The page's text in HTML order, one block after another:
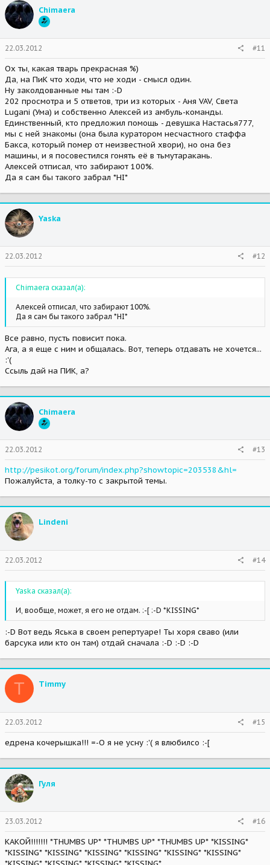
Chimaera
22.03.2012 #11
Ох ты, какая тварь прекрасная %)
Да, на ПиК что ходи, что не ходи - смысл один.
Ну заколдованные мы там :-D
202 просмотра и 5 ответов, три из которых - Аня VAV, Света
Lugani (Ума) и собственно Алексей из амбуль-команды.
Единственный, кто предложил помощь - девушка Настасья777,
мы с ней знакомы (она была куратором несчастного стаффа
Бакса, который помер от неизвестной хвори), но она без
машины, и я посовестился гонять её в тьмутаракань.
Алексей отписал, что забирают 100%.
Да я сам бы такого забрал *HI*
Yaska
22.03.2012 #12
Chimaera сказал(а):
Алексей отписал, что забирают 100%.
Да я сам бы такого забрал *HI*
Все равно, пусть повисит пока.
Ага, а я еще с ним и общалась. Вот, теперь отдавать не хочется...
:'(
Ссыль дай на ПИК, а?
Chimaera
22.03.2012 #13
http://pesikot.org/forum/index.php?showtopic=203538&hl=
Пожалуйста, а толку-то с закрытой темы.
Lindeni
22.03.2012 #14
Yaska сказал(а):
И, вообще, может, я его не отдам. :-[ :-D *KISSING*
:-D Вот ведь Яська в своем репертуаре! Ты хоря сваво (или
барсука или кто он там) отдай сначала :-D :-D :-D
T Timmy
22.03.2012 #15
едрена кочерышка!!! =-O я не усну :'( я влюбилсо :-[
Гуля
23.03.2012 #16
КАКОЙ!!!!!!! *THUMBS UP* *THUMBS UP* *THUMBS UP* *KISSING*
*KISSING* *KISSING* *KISSING* *KISSING* *KISSING* *KISSING*